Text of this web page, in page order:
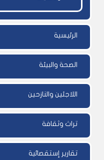
الرئيسية
الصحة والبيئة
اللاجئين والنازحين
تراث وثقافة
تقارير إستقصائية